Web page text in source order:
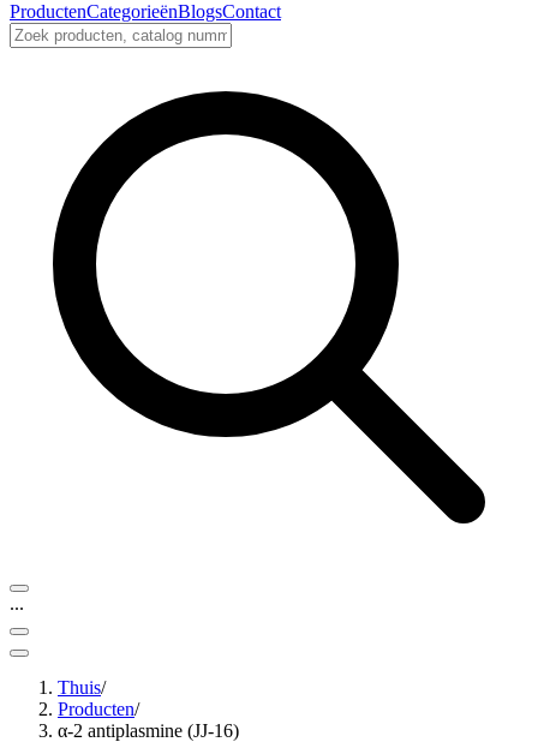
ProductenCategorieënBlogsContact
...
Thuis/
Producten/
α-2 antiplasmine (JJ-16)